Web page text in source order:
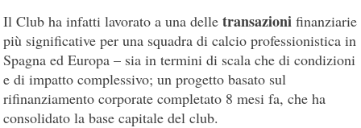
Il Club ha infatti lavorato a una delletransazioni finanziarie
più significative per una squadra di calcio professionistica in
Spagna ed Europa – sia in termini di scala che di condizioni
e di impatto complessivo; un progetto basato sul
rifinanziamento corporate completato 8 mesi fa, che ha
consolidato la base capitale del club.